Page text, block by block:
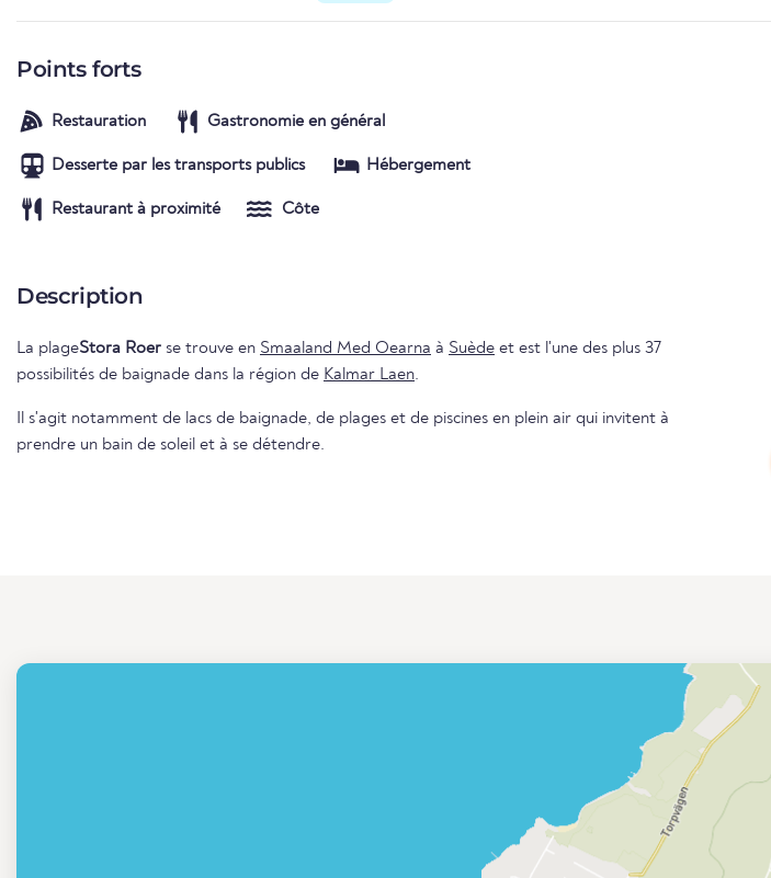
Points forts
Restauration Gastronomie en général
Desserte par les transports publics Hébergement
Restaurant à proximité Côte
Description
La plageStora Roer se trouve en Smaaland Med Oearna à Suède et est l'une des plus 37
possibilités de baignade dans la région de Kalmar Laen.
Il s'agit notamment de lacs de baignade, de plages et de piscines en plein air qui invitent à
prendre un bain de soleil et à se détendre.